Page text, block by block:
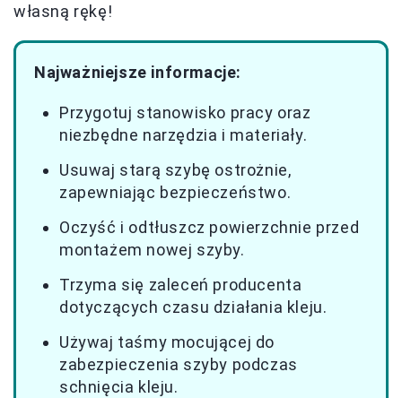
własną rękę!
Najważniejsze informacje:
Przygotuj stanowisko pracy oraz
niezbędne narzędzia i materiały.
Usuwaj starą szybę ostrożnie,
zapewniając bezpieczeństwo.
Oczyść i odtłuszcz powierzchnie przed
montażem nowej szyby.
Trzyma się zaleceń producenta
dotyczących czasu działania kleju.
Używaj taśmy mocującej do
zabezpieczenia szyby podczas
schnięcia kleju.